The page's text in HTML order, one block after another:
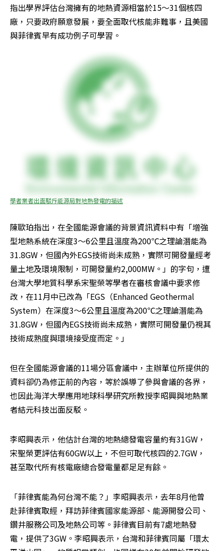
指出學界評估台灣擁有的地熱資源相當於15～31個核四
廠，只要政府願意發展，要全面取代核能非難事，且美國
與菲律賓早有成功例子可學習。
學者業者出面駁斥能源局對地熱發電的描述
陳歐珀指出，在全國能源會議的背景資訊資料中有「增強
型地熱系統在深度3～6公里且溫度為200℃之理論潛能為
31.8GW，但國內外EGS技術尚未成熟，實際可開發量經考
量土地及環境限制，可開發量約2,000MW。」的字句，遭
台灣大學地質科學系宋聖榮等學者在審核會議中要求修
改，在11月中已改為「EGS（Enhanced Geothermal
System）在深度3～6公里且溫度為200℃之理論潛能為
31.8GW，但國內EGS技術尚未成熟，實際可開發量仍視其
技術成熟度與環境接受度而定。」
但在全國能源會議的11場分區會議中，主辦單位所提供的
資料卻仍為修正前的內容，等於誤導了參與會議的各界，
也因此海洋大學應用地球科學研究所教授李昭興與地熱業
者結元科技出面反駁。
李昭興表示，他估計台灣的地熱總發電容量約有31GW，
宋聖榮更評估有60GW以上，不但可取代核四的2.7GW，
甚至取代所有核電廠總合發電量都足足有餘。
「菲律賓能為何台灣不能？」李昭興表示，去年8月他曾
赴菲律賓取經，拜訪菲律賓國家能源部、能源開發公司、
鑽井服務公司及地熱公司等。菲律賓目前有7處地熱發
電，提供了3GW。李昭興表示，台灣和菲律賓同屬「環太